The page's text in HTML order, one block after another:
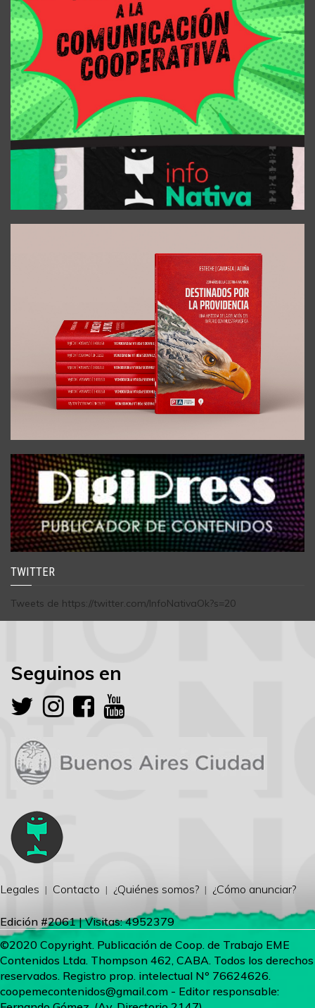
TWITTER
Tweets de https://twitter.com/InfoNativaOk?s=20
Seguinos en
Legales Contacto ¿Quiénes somos? ¿Cómo anunciar?
Edición #2061 | Visitas: 4952379
©2020 Copyright. Publicación de Coop. de Trabajo EME
Contenidos Ltda. Thompson 462, CABA. Todos los derechos
reservados. Registro prop. intelectual Nº 76624626.
coopemecontenidos@gmail.com - Editor responsable: